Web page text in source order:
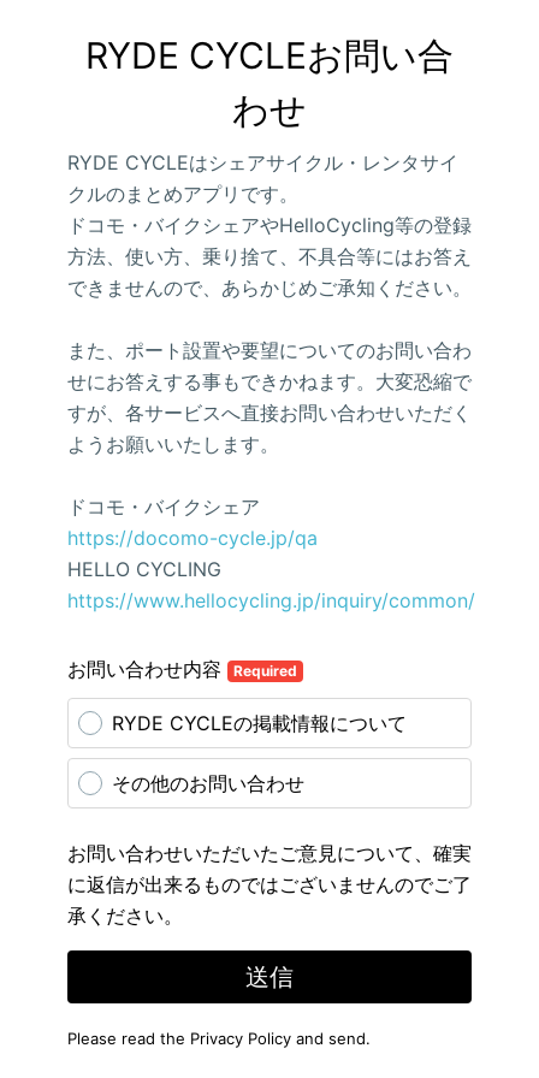
RYDE CYCLEお問い合
わせ
RYDE CYCLEはシェアサイクル・レンタサイ
クルのまとめアプリです。
ドコモ・バイクシェアやHelloCycling等の登録
方法、使い方、乗り捨て、不具合等にはお答え
できませんので、あらかじめご承知ください。
また、ポート設置や要望についてのお問い合わ
せにお答えする事もできかねます。大変恐縮で
すが、各サービスへ直接お問い合わせいただく
ようお願いいたします。
ドコモ・バイクシェア
https://docomo-cycle.jp/qa
HELLO CYCLING
https://www.hellocycling.jp/inquiry/common/
お問い合わせ内容 Required
RYDE CYCLEの掲載情報について
その他のお問い合わせ
お問い合わせいただいたご意見について、確実
に返信が出来るものではございませんのでご了
承ください。
送信
Please read the Privacy Policy and send.